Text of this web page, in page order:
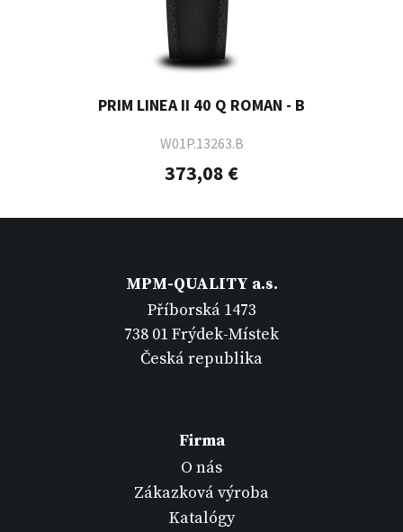
PRIM LINEA II 40 Q ROMAN - B
W01P.13263.B
373,08 €
MPM-QUALITY a.s.
Příborská 1473
738 01 Frýdek-Místek
Česká republika
Firma
O nás
Zákazková výroba
Katalógy